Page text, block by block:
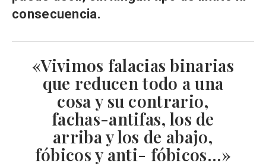
consecuencia.
«Vivimos falacias binarias
que reducen todo a una
cosa y su contrario,
fachas-antifas, los de
arriba y los de abajo,
fóbicos y anti- fóbicos…»